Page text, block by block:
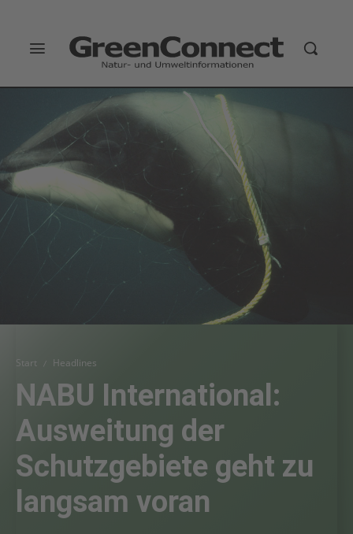
Start Headlines
NABU International:
Ausweitung der
Schutzgebiete geht zu
langsam voran